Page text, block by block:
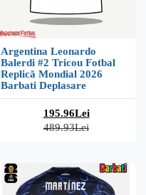
Argentina Leonardo
Balerdi #2 Tricou Fotbal
Replică Mondial 2026
Barbati Deplasare
195.96Lei
489.93Lei